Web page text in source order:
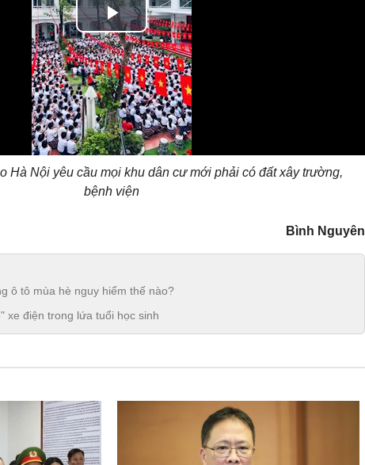
Play
Video
Hà Nội yêu cầu mọi khu dân cư mới phải có đất xây trường,
bệnh viện
Bình Nguyên
ô tô mùa hè nguy hiểm thế nào?
xe điện trong lứa tuổi học sinh